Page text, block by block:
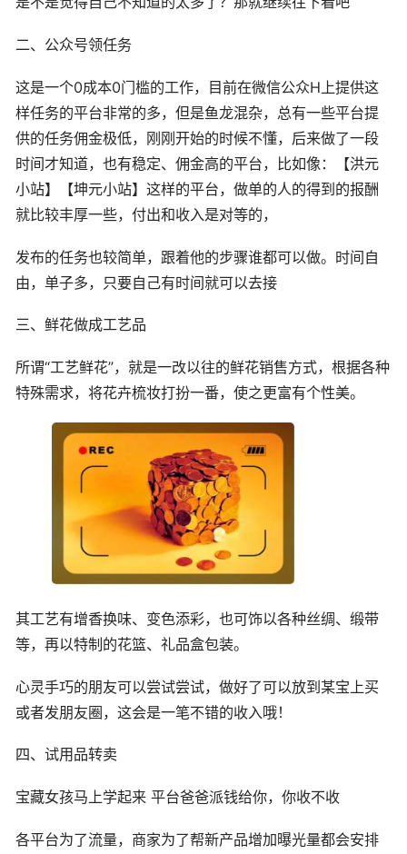
二、公众号领任务
这是一个0成本0门槛的工作，目前在微信公众H上提供这
样任务的平台非常的多，但是鱼龙混杂，总有一些平台提
供的任务佣金极低，刚刚开始的时候不懂，后来做了一段
时间才知道，也有稳定、佣金高的平台，比如像：【洪元
小站】【坤元小站】这样的平台，做单的人的得到的报酬
就比较丰厚一些，付出和收入是对等的，
发布的任务也较简单，跟着他的步骤谁都可以做。时间自
由，单子多，只要自己有时间就可以去接
三、鲜花做成工艺品
所谓“工艺鲜花”，就是一改以往的鲜花销售方式，根据各种
特殊需求，将花卉梳妆打扮一番，使之更富有个性美。
其工艺有增香换味、变色添彩，也可饰以各种丝绸、缎带
等，再以特制的花篮、礼品盒包装。
心灵手巧的朋友可以尝试尝试，做好了可以放到某宝上买
或者发朋友圈，这会是一笔不错的收入哦！
四、试用品转卖
宝藏女孩马上学起来 平台爸爸派钱给你，你收不收
各平台为了流量，商家为了帮新产品增加曝光量都会安排